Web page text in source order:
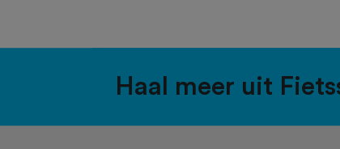
Haal meer uit